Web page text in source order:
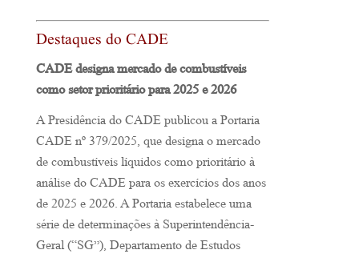
Destaques do CADE
CADE designa mercado de combustíveis
como setor prioritário para 2025 e 2026
A Presidência do CADE publicou a Portaria
CADE nº 379/2025, que designa o mercado
de combustíveis líquidos como prioritário à
análise do CADE para os exercícios dos anos
de 2025 e 2026. A Portaria estabelece uma
série de determinações à Superintendência-
Geral (“SG”), Departamento de Estudos